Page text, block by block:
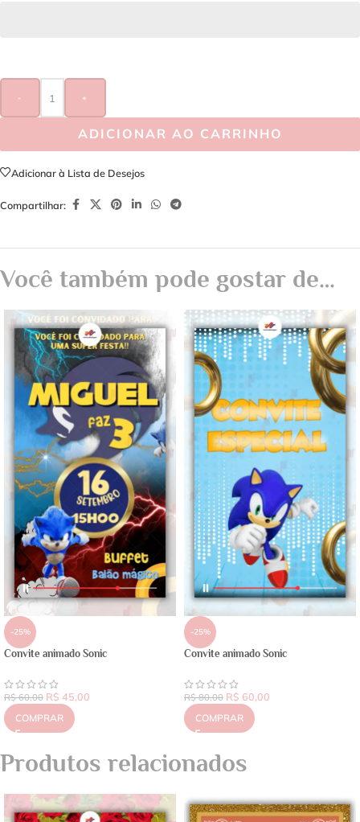
- +
ADICIONAR AO CARRINHO
Adicionar à Lista de Desejos
Compartilhar:
Você também pode gostar de…
-25%
Convite animado Sonic
R$60,00 R$ 45,00
COMPRAR
-25%
Convite animado Sonic
R$80,00 R$ 60,00
COMPRAR
Produtos relacionados